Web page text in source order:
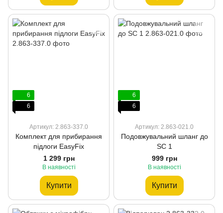
6
6
Артикул: 2.863-337.0
Комплект для прибирання
підлоги EasyFix
1 299 грн
В наявності
Купити
6
6
Артикул: 2.863-021.0
Подовжувальний шланг до
SC 1
999 грн
В наявності
Купити